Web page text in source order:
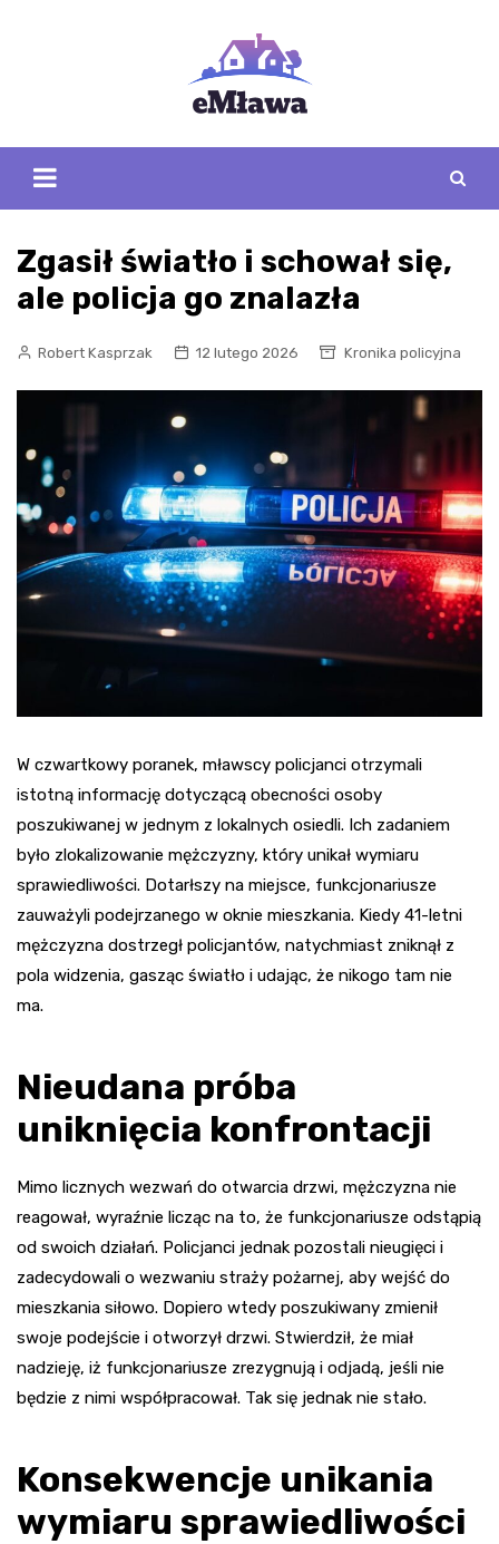
Zgasił światło i schował się,
ale policja go znalazła
Robert Kasprzak 12 lutego 2026 Kronika policyjna
W czwartkowy poranek, mławscy policjanci otrzymali
istotną informację dotyczącą obecności osoby
poszukiwanej w jednym z lokalnych osiedli. Ich zadaniem
było zlokalizowanie mężczyzny, który unikał wymiaru
sprawiedliwości. Dotarłszy na miejsce, funkcjonariusze
zauważyli podejrzanego w oknie mieszkania. Kiedy 41-letni
mężczyzna dostrzegł policjantów, natychmiast zniknął z
pola widzenia, gasząc światło i udając, że nikogo tam nie
ma.
Nieudana próba
uniknięcia konfrontacji
Mimo licznych wezwań do otwarcia drzwi, mężczyzna nie
reagował, wyraźnie licząc na to, że funkcjonariusze odstąpią
od swoich działań. Policjanci jednak pozostali nieugięci i
zadecydowali o wezwaniu straży pożarnej, aby wejść do
mieszkania siłowo. Dopiero wtedy poszukiwany zmienił
swoje podejście i otworzył drzwi. Stwierdził, że miał
nadzieję, iż funkcjonariusze zrezygnują i odjadą, jeśli nie
będzie z nimi współpracował. Tak się jednak nie stało.
Konsekwencje unikania
wymiaru sprawiedliwości